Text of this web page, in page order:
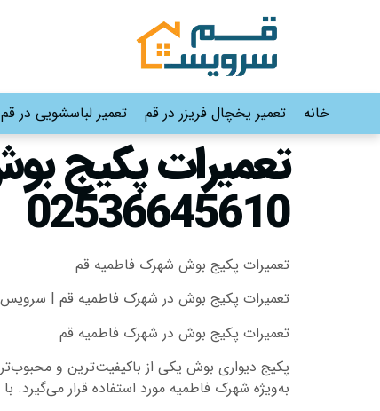
خانه تعمیر یخچال فریزر در قم تعمیر لباسشویی در قم
02536645610
تعمیرات پکیج بوش شهرک فاطمیه قم
تعمیرات پکیج بوش در شهرک فاطمیه قم |
تعمیرات پکیج بوش در شهرک فاطمیه قم
پکیج دیواری بوش یکی از باکیفیت‌ترین و
به‌ویژه شهرک فاطمیه مورد استفاده قرار